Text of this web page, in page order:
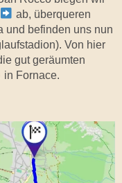
ab, überqueren
und befinden uns nun
Von hier
gut geräumten
in Fornace.